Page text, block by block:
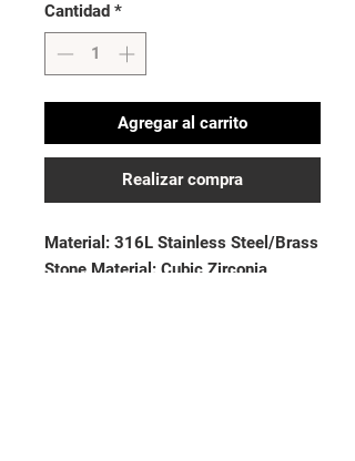
Cantidad *
Agregar al carrito
Realizar compra
Material: 316L Stainless Steel/Brass
Stone Material: Cubic Zirconia